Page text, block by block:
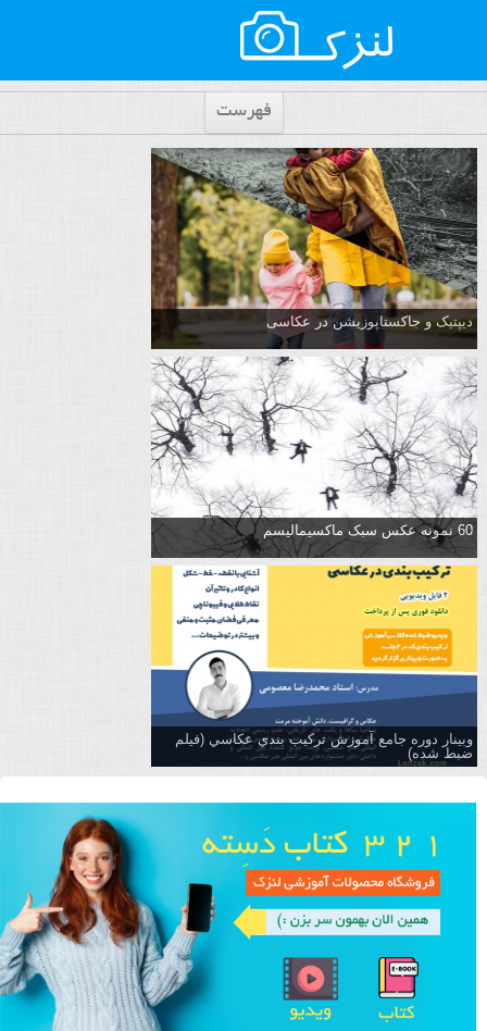
فهرست
دیپتیک و جاکستا‌پوزیشن در عکاسی
60 نمونه عکس سبک ماکسیمالیسم
وبینار دوره جامع آموزش تركيب بندي عكاسي (فیلم
ضبط شده)